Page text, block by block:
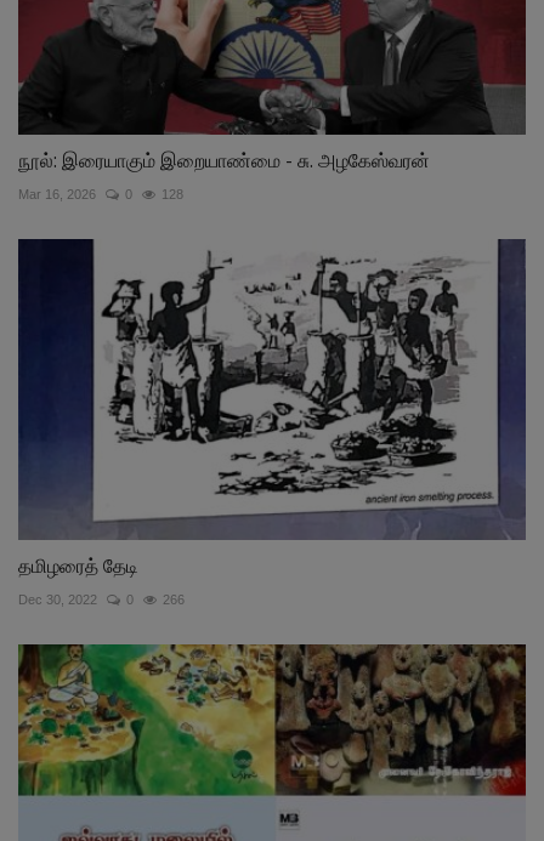
நூல்: இரையாகும் இறையாண்மை - சு. அழகேஸ்வரன்
Mar 16, 2026 0 128
தமிழரைத் தேடி
Dec 30, 2022 0 266